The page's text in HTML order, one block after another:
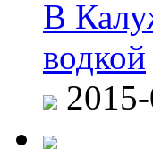
В
водкой